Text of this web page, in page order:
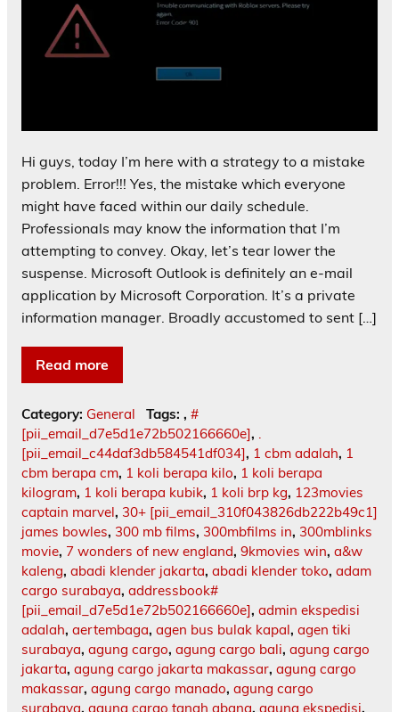
Hi guys, today I’m here with a strategy to a mistake
problem. Error!!! Yes, the mistake which everyone
might have faced within our daily schedule.
Professionals may know the information that I’m
attempting to convey. Okay, let’s tear lower the
suspense. Microsoft Outlook is definitely an e-mail
application by Microsoft Corporation. It’s a private
information manager. Broadly accustomed to sent […]
Read more
Category: General Tags: , #
[pii_email_d7e5d1e72b502166660e], .
[pii_email_c44daf3db584541df034], 1 cbm adalah, 1
cbm berapa cm, 1 koli berapa kilo, 1 koli berapa
kilogram, 1 koli berapa kubik, 1 koli brp kg, 123movies
captain marvel, 30+ [pii_email_310f043826db222b49c1]
james bowles, 300 mb films, 300mbfilms in, 300mblinks
movie, 7 wonders of new england, 9kmovies win, a&w
kaleng, abadi klender jakarta, abadi klender toko, adam
cargo surabaya, addressbook#
[pii_email_d7e5d1e72b502166660e], admin ekspedisi
adalah, aertembaga, agen bus bulak kapal, agen tiki
surabaya, agung cargo, agung cargo bali, agung cargo
jakarta, agung cargo jakarta makassar, agung cargo
makassar, agung cargo manado, agung cargo
surabaya, agung cargo tanah abang, agung ekspedisi,